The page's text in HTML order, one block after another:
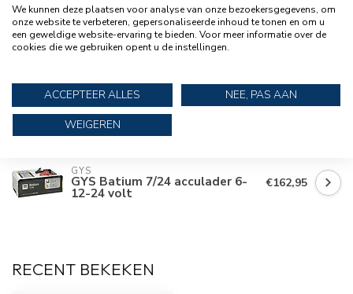
XENTEQ
Xenteq LBC 512-15XTR
acculader 12v 15A (waterdicht)
€226,95
XENTEQ
Xenteq LBC 512-20XTR
acculader 12v 20A (waterdicht)
€246,95
GYS
GYS Batium 7/24 acculader 6-
12-24 volt
€162,95
RECENT BEKEKEN
We kunnen deze plaatsen voor analyse van onze bezoekersgegevens, om
onze website te verbeteren, gepersonaliseerde inhoud te tonen en om u
een geweldige website-ervaring te bieden. Voor meer informatie over de
cookies die we gebruiken opent u de instellingen.
ACCEPTEER ALLES
NEE, PAS AAN
WEIGEREN